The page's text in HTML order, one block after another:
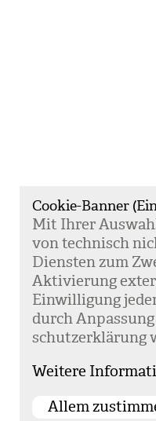
Cookie-Banner
Mit Ihrer
von tech­nisch
Diens­ten zum
Akti­vie­rung
Ein­wil­li­gung
durch
schutz­er­klä­rung
Weitere